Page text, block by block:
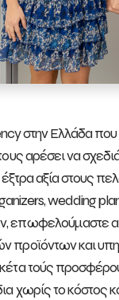
στην Ελλάδα που
αρέσει να
αξία στους
wedding
επωφελούμαστε
προϊόντων και
τούς
χωρίς το κόστος